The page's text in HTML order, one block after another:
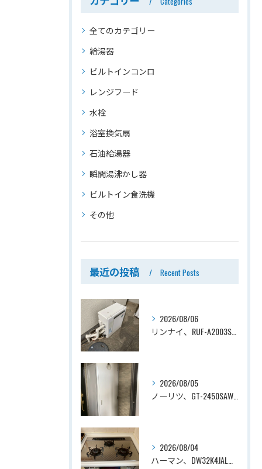
全てのカテゴリー
給湯器
ビルトインコンロ
レンジフード
水栓
浴室換気扇
石油給湯器
瞬間湯沸かし器
ビルトイン食洗機
その他
最近の投稿 Recent Posts
2026/08/06
リンナイ、RUF-A2003SAG(A)→ノーリツ、GT-C2072SAR-1 BL、20号、エコジョーズ、オート、屋外据置型、給湯器交換工事ー埼玉県上尾市平塚
2026/08/05
ノーリツ、GT-2450SAWX-TB→ノーリツ、GT-2470SAW-TB-1 BL 、24号、オート、PS扉内後方排気、給湯器交換工事ー埼玉県さいたま市南区鹿手袋
2026/08/04
ハーマン、DW32K4JAL→ノーリツ、N3WV6RWTP2SI、ファミ、つやめきガラストップ、天板幅60cmタイプ、ビルトインコンロ交換工事ー埼玉県さいたま市西区宮前町